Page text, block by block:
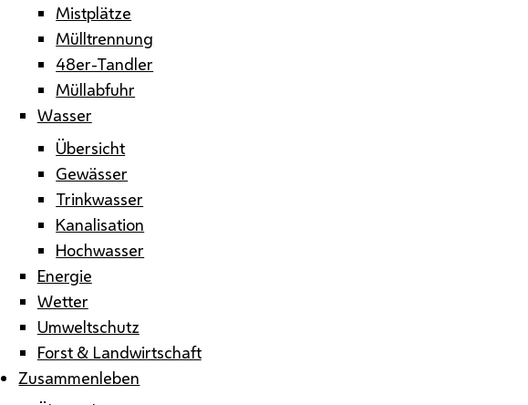
Mistplätze
Mülltrennung
48er-Tandler
Müllabfuhr
Wasser
Übersicht
Gewässer
Trinkwasser
Kanalisation
Hochwasser
Energie
Wetter
Umweltschutz
Forst & Landwirtschaft
Zusammenleben